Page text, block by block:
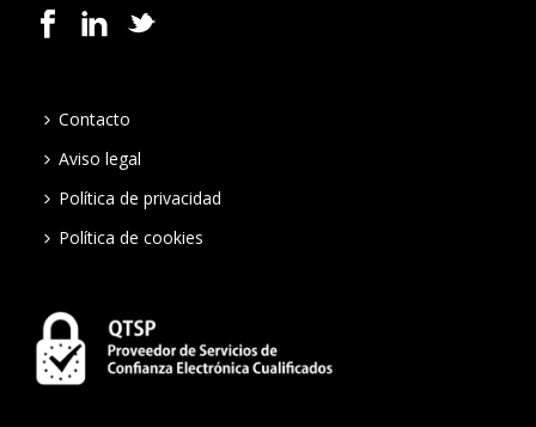
Contacto
Aviso legal
Política de privacidad
Política de cookies